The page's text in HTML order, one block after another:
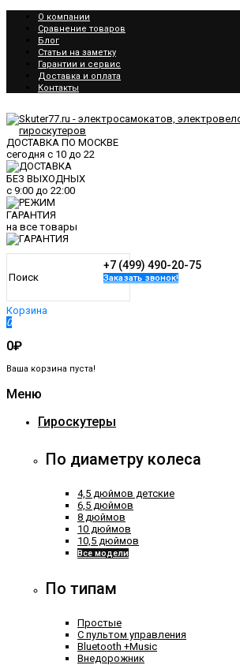
О компании
Сравнение товаров
Блог
Статьи на заметку
Гарантии и сервис
Доставка и оплата
Контакты
ДОСТАВКА ПО МОСКВЕ
сегодня с 10 до 22
БЕЗ ВЫХОДНЫХ
с 9:00 до 22:00
ГАРАНТИЯ
на все товары
+7 (499) 490-20-75
Заказать звонок!
Корзина
0
0₽
Ваша корзина пуста!
Меню
Гироскутеры
По диаметру колеса
4,5 дюймов детские
6,5 дюймов
8 дюймов
10 дюймов
10,5 дюймов
Все модели
По типам
Простые
С пультом управления
Bluetooth +Music
Внедорожник